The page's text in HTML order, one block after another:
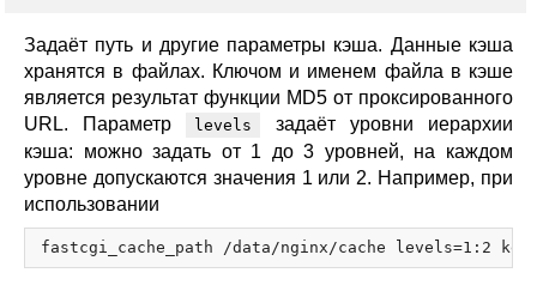
Задаёт путь и другие параметры кэша. Данные кэша
хранятся в файлах. Ключом и именем файла в кэше
является результат функции MD5 от проксированного
URL. Параметр
levels
задаёт уровни иерархии
кэша: можно задать от 1 до 3 уровней, на каждом
уровне допускаются значения 1 или 2. Например, при
использовании